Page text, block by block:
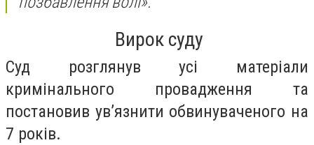
Вирок суду
Суд розглянув усі матеріали
кримінального провадження та
постановив ув’язнити обвинуваченого на
7 років.